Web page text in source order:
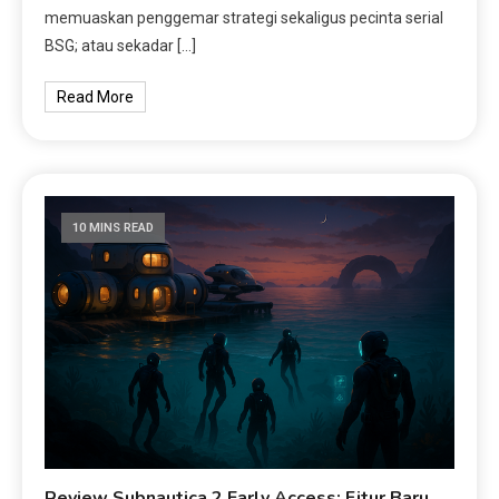
memuaskan penggemar strategi sekaligus pecinta serial
BSG; atau sekadar […]
Read More
10 MINS READ